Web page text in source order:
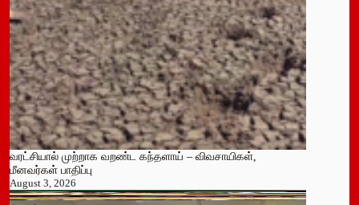
வரட்சியால் முற்றாக வறண்ட கந்தளாய் – விவசாயிகள்,
மீனவர்கள் பாதிப்பு
August 3, 2026